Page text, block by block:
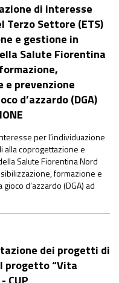
di interesse
Terzo Settore (ETS)
e gestione in
Salute Fiorentina
e prevenzione
d’azzardo (DGA)
per l’individuazione
alla coprogettazione e
Salute Fiorentina Nord
formazione e
d’azzardo (DGA) ad
dei progetti di
progetto “Vita